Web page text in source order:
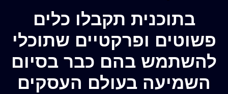
בתוכנית תקבלו כלים
פשוטים ופרקטיים שתוכלי
להשתמש בהם כבר בסיום
השמיעה בעולם העסקים